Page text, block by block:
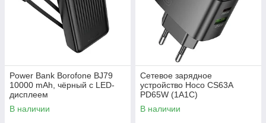
Power Bank Borofone BJ79
10000 mAh, чёрный с LED-
дисплеем
В наличии
Сетевое зарядное
устройство Hoco CS63A
PD65W (1A1C)
В наличии